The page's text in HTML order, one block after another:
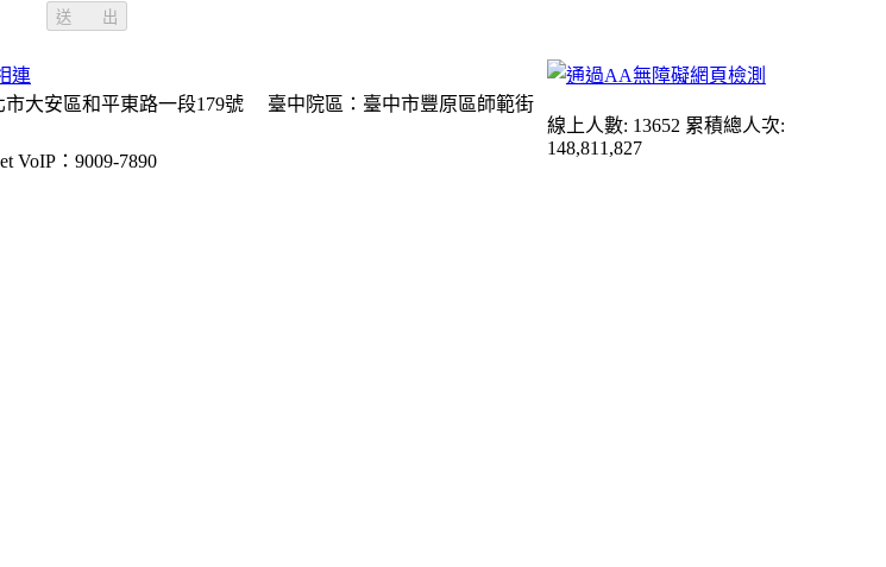
送 出
連
大安區和平東路一段179號
臺中院區：臺中市豐原區師範街
VoIP：9009-7890
線上人數: 13652 累積總人次:
148,811,827